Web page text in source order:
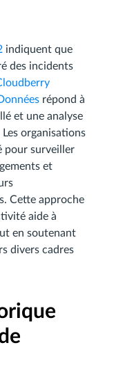
indiquent que
des incidents
répond à
et une analyse
organisations
pour surveiller
et
Cette approche
aide à
en soutenant
divers cadres